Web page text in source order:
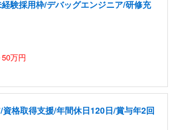
経験採用枠/デバッグエンジニア/研修充
万円
格取得支援/年間休日120日/賞与年2回